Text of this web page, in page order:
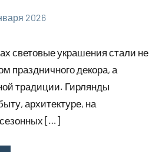
2026
световые украшения стали не
праздничного декора, а
традиции. Гирлянды
архитектуре, на
[…]